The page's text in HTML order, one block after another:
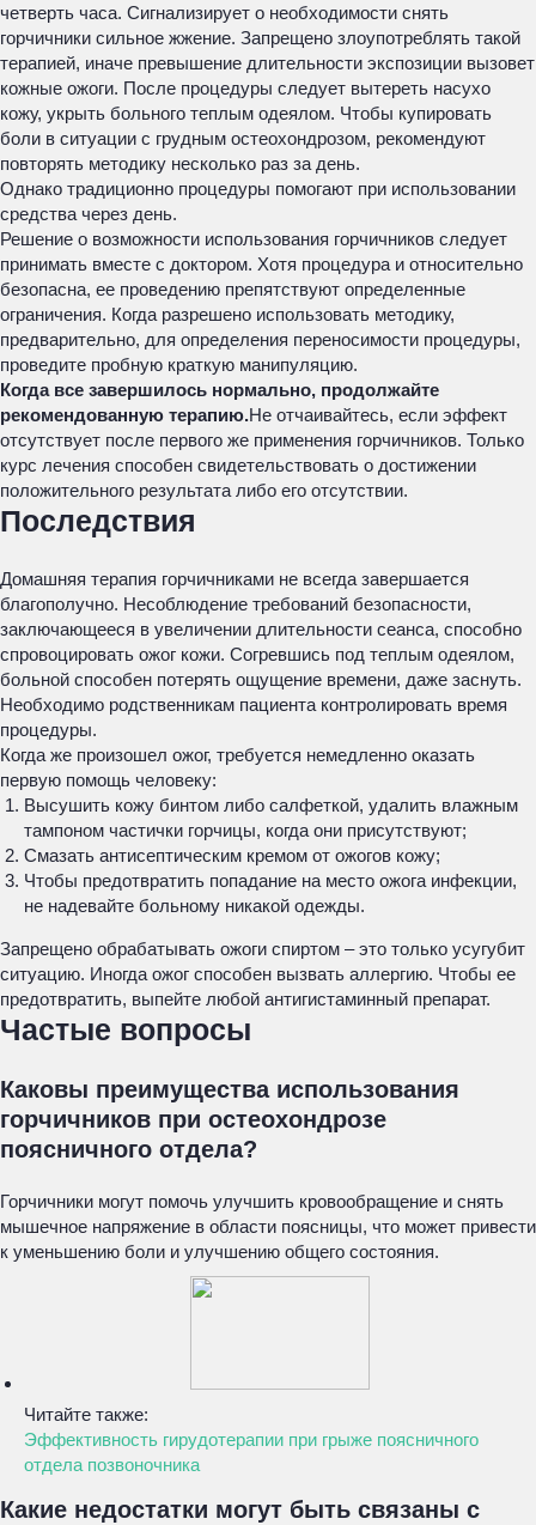
четверть часа. Сигнализирует о необходимости снять
горчичники сильное жжение. Запрещено злоупотреблять такой
терапией, иначе превышение длительности экспозиции вызовет
кожные ожоги. После процедуры следует вытереть насухо
кожу, укрыть больного теплым одеялом. Чтобы купировать
боли в ситуации с грудным остеохондрозом, рекомендуют
повторять методику несколько раз за день.
Однако традиционно процедуры помогают при использовании
средства через день.
Решение о возможности использования горчичников следует
принимать вместе с доктором. Хотя процедура и относительно
безопасна, ее проведению препятствуют определенные
ограничения. Когда разрешено использовать методику,
предварительно, для определения переносимости процедуры,
проведите пробную краткую манипуляцию.
Когда все завершилось нормально, продолжайте
рекомендованную терапию.Не отчаивайтесь, если эффект
отсутствует после первого же применения горчичников. Только
курс лечения способен свидетельствовать о достижении
положительного результата либо его отсутствии.
Последствия
Домашняя терапия горчичниками не всегда завершается
благополучно. Несоблюдение требований безопасности,
заключающееся в увеличении длительности сеанса, способно
спровоцировать ожог кожи. Согревшись под теплым одеялом,
больной способен потерять ощущение времени, даже заснуть.
Необходимо родственникам пациента контролировать время
процедуры.
Когда же произошел ожог, требуется немедленно оказать
первую помощь человеку:
Высушить кожу бинтом либо салфеткой, удалить влажным
тампоном частички горчицы, когда они присутствуют;
Смазать антисептическим кремом от ожогов кожу;
Чтобы предотвратить попадание на место ожога инфекции,
не надевайте больному никакой одежды.
Запрещено обрабатывать ожоги спиртом – это только усугубит
ситуацию. Иногда ожог способен вызвать аллергию. Чтобы ее
предотвратить, выпейте любой антигистаминный препарат.
Частые вопросы
Каковы преимущества использования
горчичников при остеохондрозе
поясничного отдела?
Горчичники могут помочь улучшить кровообращение и снять
мышечное напряжение в области поясницы, что может привести
к уменьшению боли и улучшению общего состояния.
Читайте также:
Эффективность гирудотерапии при грыже поясничного
отдела позвоночника
Какие недостатки могут быть связаны с